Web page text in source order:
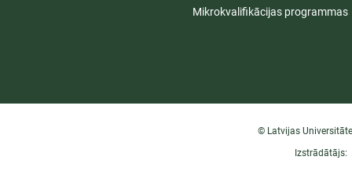
Mikrokvalifikācijas programmas
© Latvijas
Izstrādātājs: